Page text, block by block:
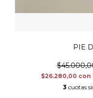
PIE
$26.280,00 con
3 cuotas